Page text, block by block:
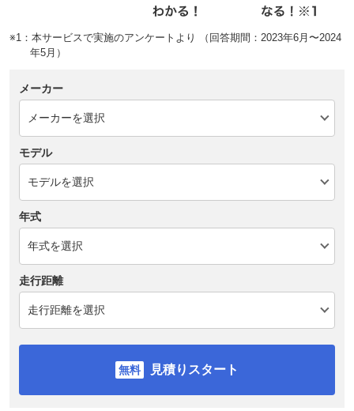
※1：本サービスで実施のアンケートより （回答期間：2023年6月〜2024
年5月）
メーカー
モデル
年式
走行距離
見積りスタート